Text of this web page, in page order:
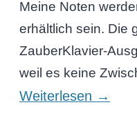
Meine Noten
erhältlich sein. Die
ZauberKlavier-
weil es keine
Weiterlesen →